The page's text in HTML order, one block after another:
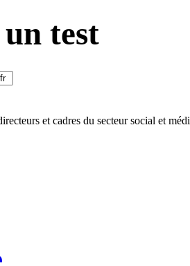
test
et cadres du secteur social et